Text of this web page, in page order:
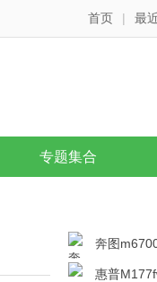
首页 | 最
专题集合
奔图
m6700d打印机
惠普